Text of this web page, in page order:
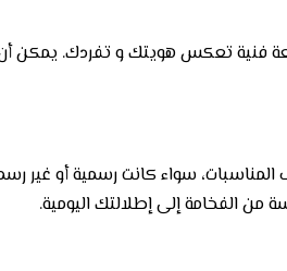
فنية تعكس هويتك و تفردك. يمكن أن
سواء كانت رسمية أو غير
من الفخامة إلى إطلالتك اليومية.